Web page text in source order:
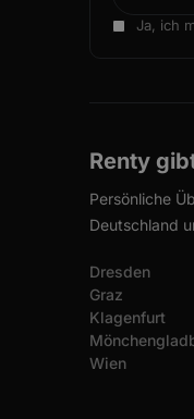
Ja, ich
Renty
Persönliche
Deutschland
Dresden
Graz
Klagenfurt
Wien